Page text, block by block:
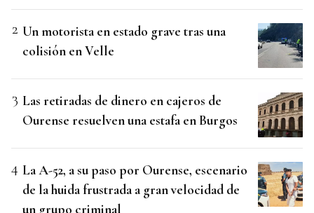
Un motorista en estado grave tras una
colisión en Velle
Las retiradas de dinero en cajeros de
Ourense resuelven una estafa en Burgos
La A-52, a su paso por Ourense, escenario
de la huida frustrada a gran velocidad de
un grupo criminal